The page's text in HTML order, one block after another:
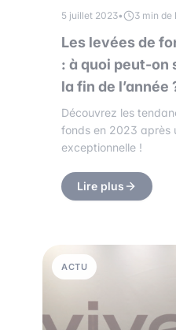
5 juillet 2023• 3 min de
Les levées de
: à quoi peut-on
la fin de l’année
Découvrez les
fonds en 2023 après
exceptionnelle !
Lire plus
ACTU